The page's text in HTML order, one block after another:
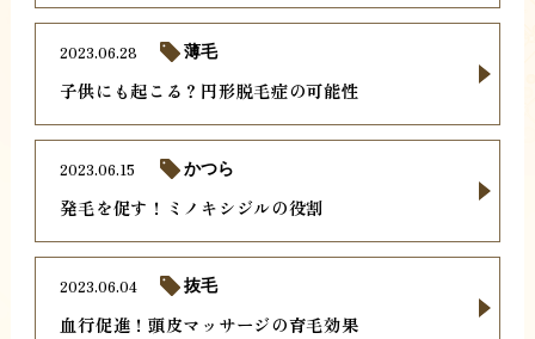
子供にも起こる？円形脱毛症の可能性
2023.06.28 薄毛
発毛を促す！ミノキシジルの役割
2023.06.15 かつら
血行促進！頭皮マッサージの育毛効果
2023.06.04 抜毛